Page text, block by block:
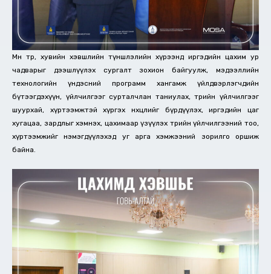
Мөн төр, хувийн хэвшлийн түншлэлийн хүрээнд иргэдийн цахим ур
чадварыг дээшлүүлэх сургалт зохион байгуулж, мэдээллийн
технологийн үндэсний программ хангамж үйлдвэрлэгчдийн
бүтээгдэхүүн, үйлчилгээг сурталчлан таниулах, төрийн үйлчилгээг
шуурхай, хүртээмжтэй хүргэх нөхцөлийг бүрдүүлэх, иргэдийн цаг
хугацаа, зардлыг хэмнэх, цахимаар үзүүлэх төрийн үйлчилгээний тоо,
хүртээмжийг нэмэгдүүлэхэд уг арга хэмжээний зорилго оршиж
байна.